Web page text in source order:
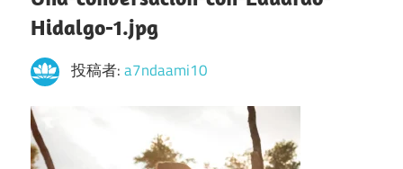
Hidalgo-1.jpg
投稿者:a7ndaami10